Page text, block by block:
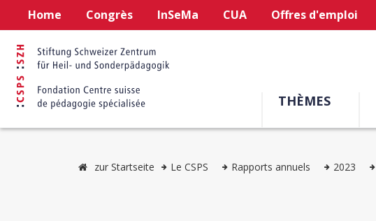
Home Congrès InSeMa CUA Offres d'emploi
THÈMES
zur Startseite Le CSPS Rapports annuels 2023